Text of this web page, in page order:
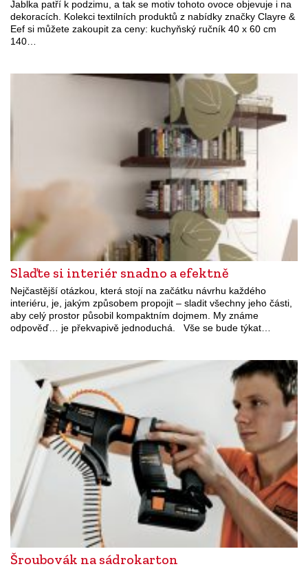
Jablka patří k podzimu, a tak se motiv tohoto ovoce objevuje i na
dekoracích. Kolekci textilních produktů z nabídky značky Clayre &
Eef si můžete zakoupit za ceny: kuchyňský ručník 40 x 60 cm
140…
Slaďte si interiér snadno a efektně
Nejčastější otázkou, která stojí na začátku návrhu každého
interiéru, je, jakým způsobem propojit – sladit všechny jeho části,
aby celý prostor působil kompaktním dojmem. My známe
odpověď… je překvapivě jednoduchá. Vše se bude týkat…
Šroubovák na sádrokarton